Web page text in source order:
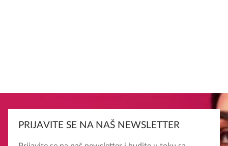
PRIJAVITE SE NA NAŠ NEWSLETTER